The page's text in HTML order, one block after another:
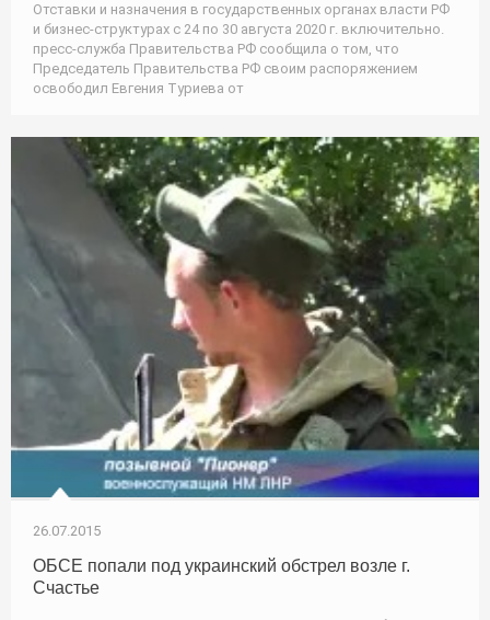
Отставки и назначения в государственных органах власти РФ
и бизнес-структурах с 24 по 30 августа 2020 г. включительно.
пресс-служба Правительства РФ сообщила о том, что
Председатель Правительства РФ своим распоряжением
освободил Евгения Туриева от
26.07.2015
ОБСЕ попали под украинский обстрел возле г.
Счастье